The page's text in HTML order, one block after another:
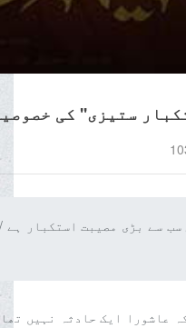
ستیزی'' کی
سے بڑی مصیبت استکبار
عاشورا ایک حادثہ نہیں